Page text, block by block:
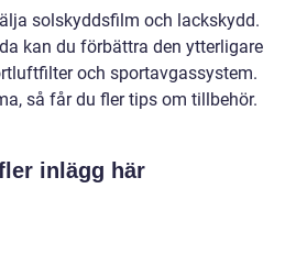
solskyddsfilm och lackskydd.
kan du förbättra den ytterligare
och sportavgassystem.
så får du fler tips om tillbehör.
inlägg här